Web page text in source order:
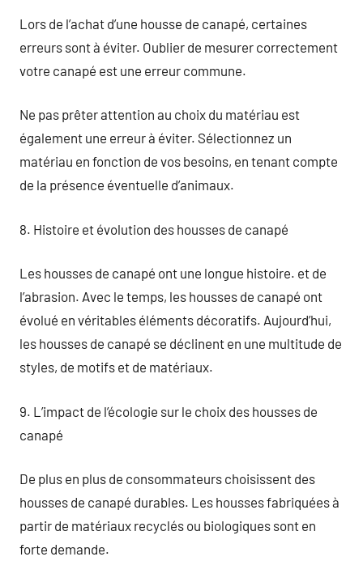
Lors de l’achat d’une housse de canapé, certaines
erreurs sont à éviter. Oublier de mesurer correctement
votre canapé est une erreur commune.
Ne pas prêter attention au choix du matériau est
également une erreur à éviter. Sélectionnez un
matériau en fonction de vos besoins, en tenant compte
de la présence éventuelle d’animaux.
8. Histoire et évolution des housses de canapé
Les housses de canapé ont une longue histoire. et de
l’abrasion. Avec le temps, les housses de canapé ont
évolué en véritables éléments décoratifs. Aujourd’hui,
les housses de canapé se déclinent en une multitude de
styles, de motifs et de matériaux.
9. L’impact de l’écologie sur le choix des housses de
canapé
De plus en plus de consommateurs choisissent des
housses de canapé durables. Les housses fabriquées à
partir de matériaux recyclés ou biologiques sont en
forte demande.